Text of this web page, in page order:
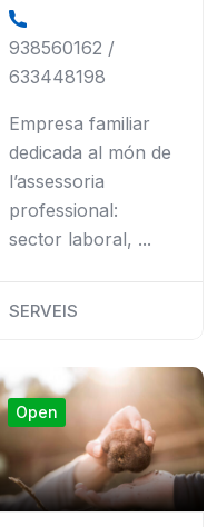
938560162 /
633448198
Empresa familiar
dedicada al món de
l’assessoria
professional:
sector laboral, ...
SERVEIS
Open